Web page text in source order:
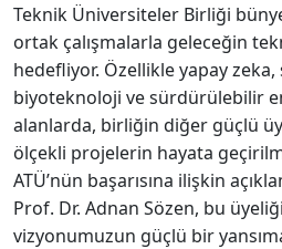
Teknik Üniversiteler Birliği
ortak çalışmalarla geleceğin
hedefliyor. Özellikle yapay
biyoteknoloji ve sürdürülebilir
alanlarda, birliğin diğer güçlü
ölçekli projelerin hayata
ATÜ’nün başarısına ilişkin
Prof. Dr. Adnan Sözen, bu
vizyonumuzun güçlü bir